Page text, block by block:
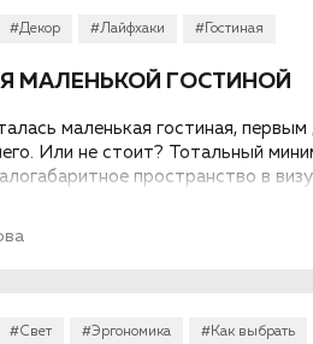
#Декор #Лайфхаки #Гостиная
МАЛЕНЬКОЙ ГОСТИНОЙ
маленькая гостиная,
Или не стоит? Тотальный
пространство в
как сделать малогабаритную
не отказываясь от «лишнего» и
#Свет #Эргономика #Как выбрать